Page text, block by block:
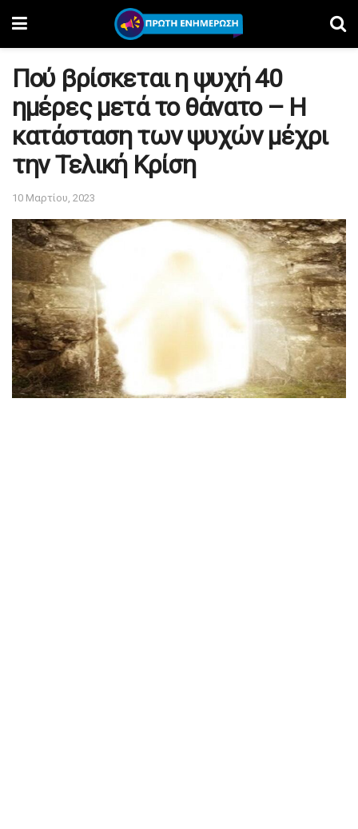
Πού βρίσκεται η ψυχή 40
ημέρες μετά το θάνατο – Η
κατάσταση των ψυχών μέχρι
την Τελική Κρίση
10 Μαρτίου, 2023